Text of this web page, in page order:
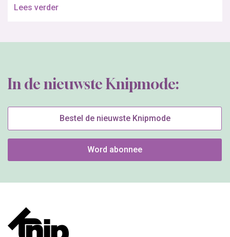
Lees verder
In de nieuwste Knipmode:
Bestel de nieuwste Knipmode
Word abonnee